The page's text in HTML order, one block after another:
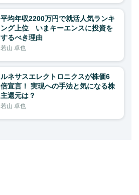
平均年収2200万円で就活人気ランキ
ング上位 いまキーエンスに投資を
するべき理由
若山 卓也
ルネサスエレクトロニクスが株価6
倍宣言！ 実現への手法と気になる株
主還元は？
若山 卓也